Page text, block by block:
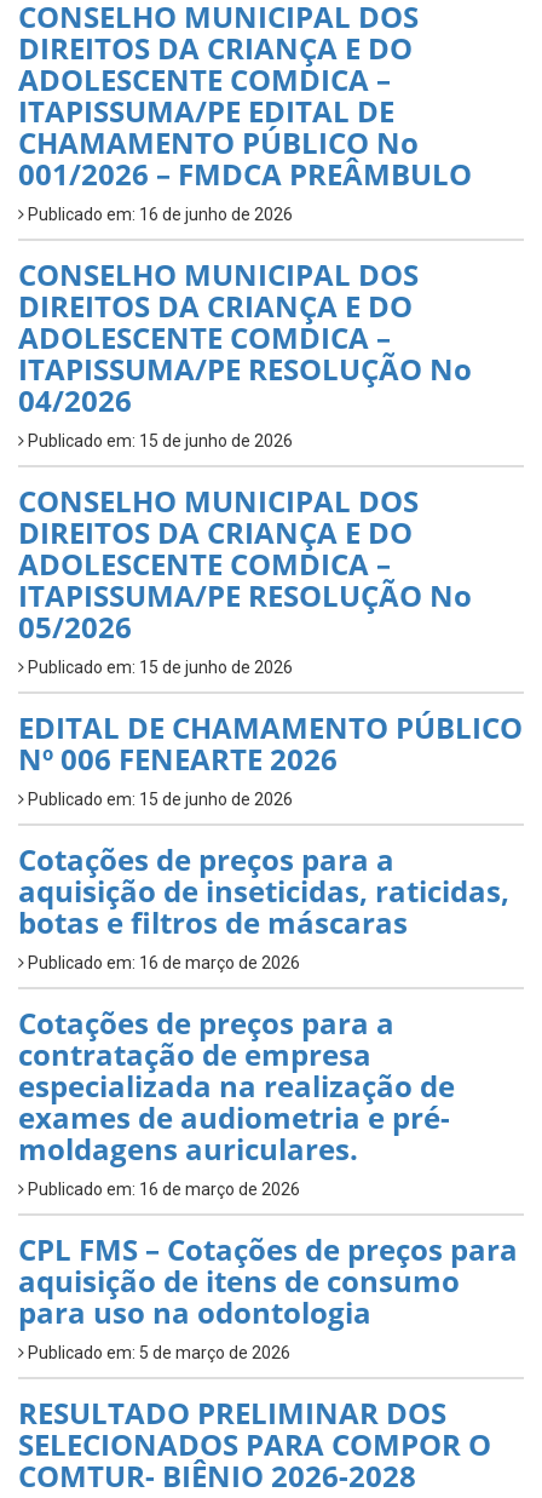
CONSELHO MUNICIPAL DOS
DIREITOS DA CRIANÇA E DO
ADOLESCENTE COMDICA –
ITAPISSUMA/PE EDITAL DE
CHAMAMENTO PÚBLICO No
001/2026 – FMDCA PREÂMBULO
Publicado em: 16 de junho de 2026
CONSELHO MUNICIPAL DOS
DIREITOS DA CRIANÇA E DO
ADOLESCENTE COMDICA –
ITAPISSUMA/PE RESOLUÇÃO No
04/2026
Publicado em: 15 de junho de 2026
CONSELHO MUNICIPAL DOS
DIREITOS DA CRIANÇA E DO
ADOLESCENTE COMDICA –
ITAPISSUMA/PE RESOLUÇÃO No
05/2026
Publicado em: 15 de junho de 2026
EDITAL DE CHAMAMENTO PÚBLICO
Nº 006 FENEARTE 2026
Publicado em: 15 de junho de 2026
Cotações de preços para a
aquisição de inseticidas, raticidas,
botas e filtros de máscaras
Publicado em: 16 de março de 2026
Cotações de preços para a
contratação de empresa
especializada na realização de
exames de audiometria e pré-
moldagens auriculares.
Publicado em: 16 de março de 2026
CPL FMS – Cotações de preços para
aquisição de itens de consumo
para uso na odontologia
Publicado em: 5 de março de 2026
RESULTADO PRELIMINAR DOS
SELECIONADOS PARA COMPOR O
COMTUR- BIÊNIO 2026-2028